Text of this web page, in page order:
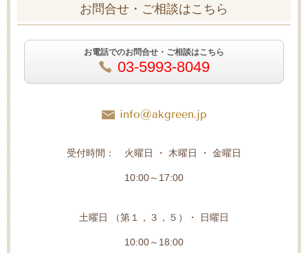
お問合せ・ご相談はこちら
お電話でのお問合せ・ご相談はこちら
03-5993-8049
info@akgreen.jp
受付時間： 火曜日 ・ 木曜日 ・ 金曜日
10:00～17:00
土曜日 （第１，３，５）・ 日曜日
10:00～18:00